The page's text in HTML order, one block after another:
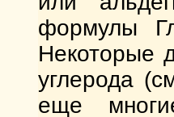
формулы
Некоторые
углерода
еще